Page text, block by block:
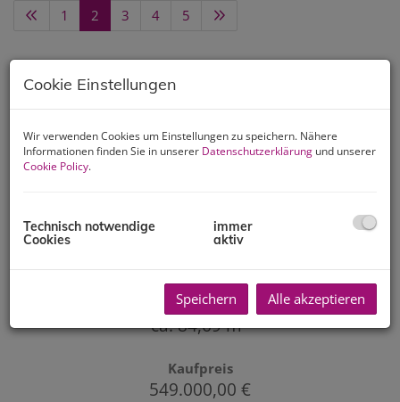
1 2 3 4 5
Sofort einziehen & wohlfühlen:
Helle 85 m² Wohnung mit Balkon
in sehr guter Döblinger Lage
Zimmer
Fläche
ca. 84,69 m2
Kaufpreis
549.000,00 €
Cookie Einstellungen
Wir verwenden Cookies um Einstellungen zu speichern. Nähere
Informationen finden Sie in unserer Datenschutzerklärung und unserer
Cookie Policy.
Technisch notwendige
Cookies
immer
aktiv
Speichern Alle akzeptieren